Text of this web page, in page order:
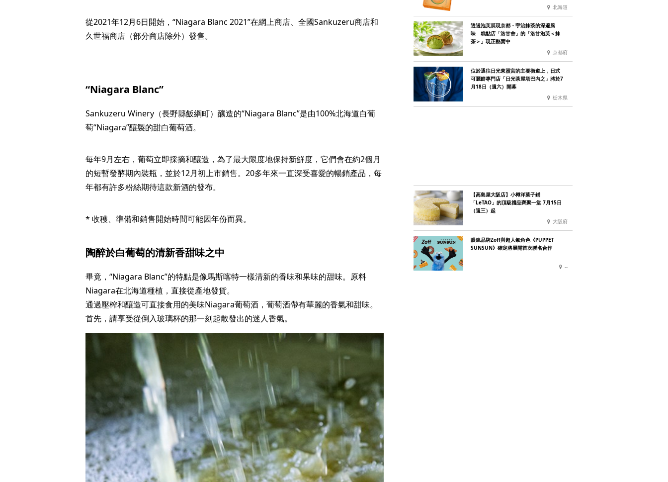
從2021年12月6日開始，“Niagara Blanc 2021”在網上商店、全國Sankuzeru商店和
久世福商店（部分商店除外）發售。
“Niagara Blanc”
Sankuzeru Winery（長野縣飯綱町）釀造的“Niagara Blanc”是由100%北海道白葡
萄“Niagara”釀製的甜白葡萄酒。
每年9月左右，葡萄立即採摘和釀造，為了最大限度地保持新鮮度，它們會在約2個月
的短暫發酵期內裝瓶，並於12月初上市銷售。20多年來一直深受喜愛的暢銷產品，每
年都有許多粉絲期待這款新酒的發布。
* 收穫、準備和銷售開始時間可能因年份而異。
陶醉於白葡萄的清新香甜味之中
畢竟，“Niagara Blanc”的特點是像馬斯喀特一樣清新的香味和果味的甜味。原料
Niagara在北海道種植，直接從產地發貨。
通過壓榨和釀造可直接食用的美味Niagara葡萄酒，葡萄酒帶有華麗的香氣和甜味。
首先，請享受從倒入玻璃杯的那一刻起散發出的迷人香氣。
北海道
透過泡芙展現京都・宇治抹茶的深邃風
味 糕點店「洛甘舍」的「洛甘泡芙＜抹
茶＞」現正熱賣中
京都府
位於通往日光東照宮的主要街道上，日式
可麗餅專門店「日光茶屋塔巴內之」將於7
月18日（週六）開幕
栃木県
【高島屋大阪店】小樽洋菓子鋪
「LeTAO」的頂級禮品齊聚一堂 7月15日
（週三）起
大阪府
眼鏡品牌Zoff與超人氣角色《PUPPET
SUNSUN》確定將展開首次聯名合作
--